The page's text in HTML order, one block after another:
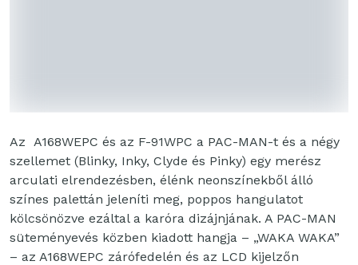
Az A168WEPC és az F-91WPC a PAC-MAN-t és a négy
szellemet (Blinky, Inky, Clyde és Pinky) egy merész
arculati elrendezésben, élénk neonszínekből álló
színes palettán jeleníti meg, poppos hangulatot
kölcsönözve ezáltal a karóra dizájnjának. A PAC-MAN
süteményevés közben kiadott hangja – „WAKA WAKA”
– az A168WEPC zárófedelén és az LCD kijelzőn